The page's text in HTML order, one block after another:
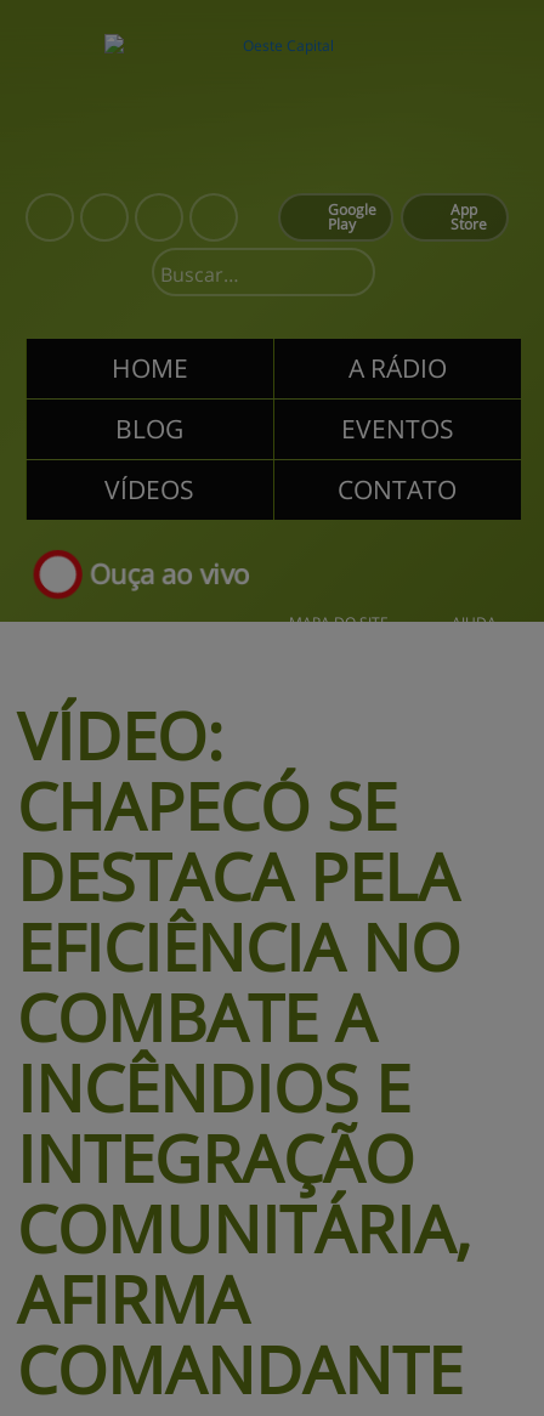
App
Store
Google
Play
HOME
A RÁDIO
BLOG
EVENTOS
VÍDEOS
CONTATO
Ouça ao vivo
MAPA DO SITE AJUDA
VÍDEO:
CHAPECÓ SE
DESTACA PELA
EFICIÊNCIA NO
COMBATE A
INCÊNDIOS E
INTEGRAÇÃO
COMUNITÁRIA,
AFIRMA
COMANDANTE